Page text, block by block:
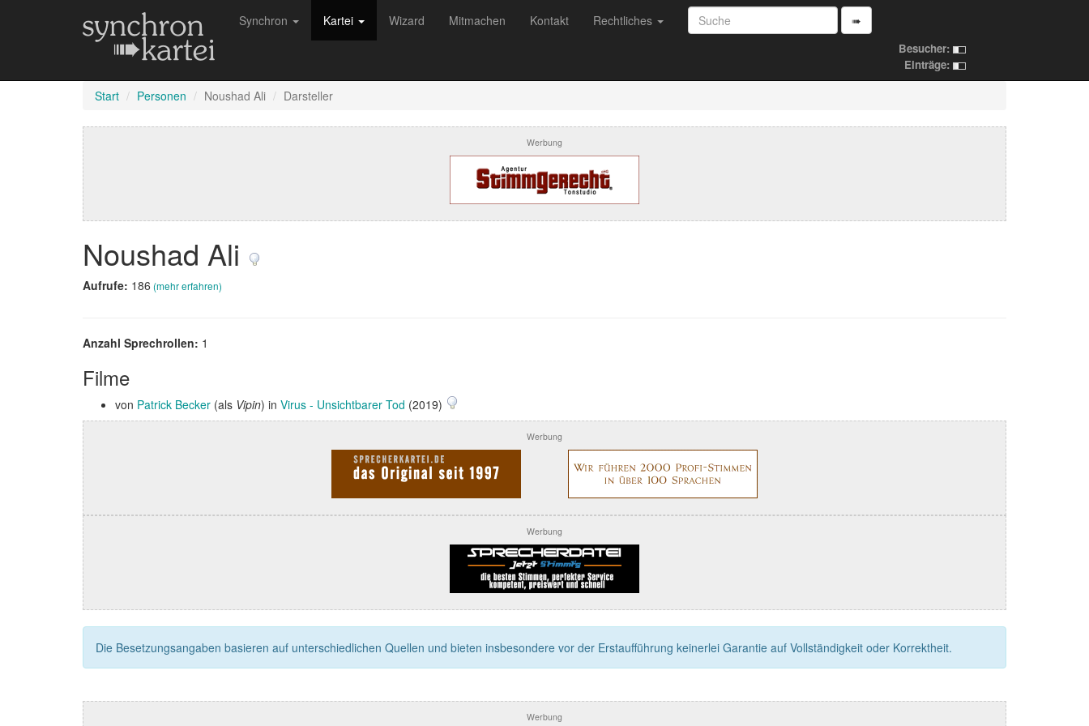
Synchron Kartei Wizard Mitmachen Kontakt Rechtliches ➠
Besucher:
Einträge:
Start Personen Noushad Ali Darsteller
Werbung
Noushad Ali
Aufrufe: 186 (mehr erfahren)
Anzahl Sprechrollen: 1
Filme
von Patrick Becker (als Vipin) in Virus - Unsichtbarer Tod (2019)
Werbung
Werbung
Die Besetzungsangaben basieren auf unterschiedlichen Quellen und bieten insbesondere vor der Erstaufführung keinerlei Garantie auf Vollständigkeit oder Korrektheit.
Werbung